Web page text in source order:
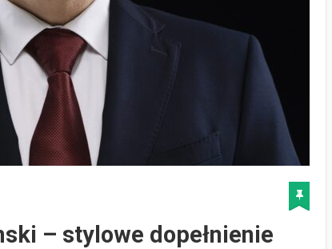
– stylowe dopełnienie